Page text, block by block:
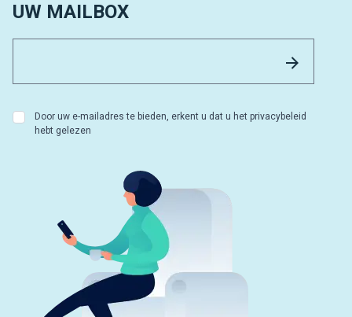
UW MAILBOX
Door uw e-mailadres te bieden, erkent u dat u het privacybeleid
hebt gelezen